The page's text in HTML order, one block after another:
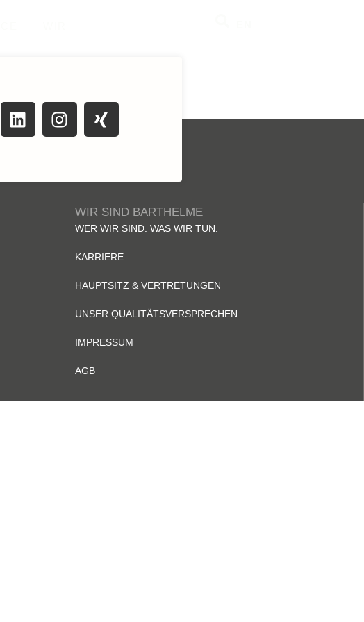
WIR SIND BARTHELME
WER WIR SIND. WAS WIR TUN.
KARRIERE
HAUPTSITZ & VERTRETUNGEN
UNSER QUALITÄTSVERSPRECHEN
IMPRESSUM
AGB